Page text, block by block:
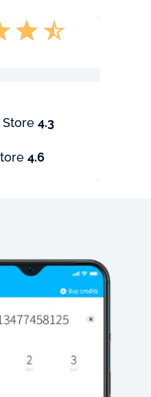
Store 4.3
4.6